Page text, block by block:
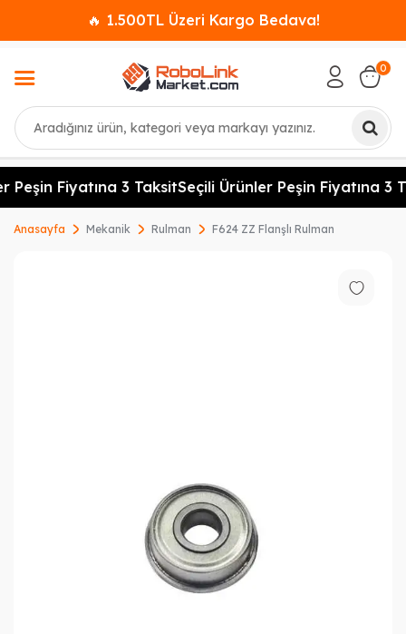
🔥 1.500TL Üzeri Kargo Bedava!
Ara
0
Peşin Fiyatına 3 TaksitSeçili Ürünler Peşin Fiyatına 3
Anasayfa Mekanik Rulman F624 ZZ Flanşlı Rulman